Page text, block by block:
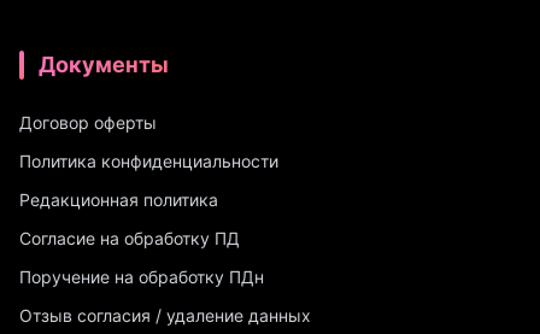
Документы
Договор оферты
Политика конфиденциальности
Редакционная политика
Согласие на обработку ПД
Поручение на обработку ПДн
Отзыв согласия / удаление данных